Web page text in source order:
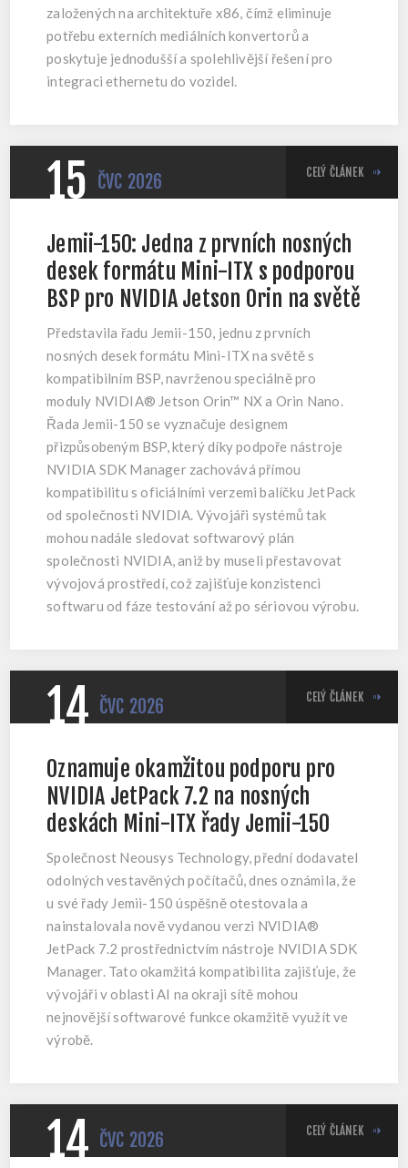
založených na architektuře x86, čímž eliminuje
potřebu externích mediálních konvertorů a
poskytuje jednodušší a spolehlivější řešení pro
integraci ethernetu do vozidel.
15 ČVC 2026 CELÝ ČLÁNEK
Jemii-150: Jedna z prvních nosných
desek formátu Mini-ITX s podporou
BSP pro NVIDIA Jetson Orin na světě
Představila řadu Jemii-150, jednu z prvních
nosných desek formátu Mini-ITX na světě s
kompatibilním BSP, navrženou speciálně pro
moduly NVIDIA® Jetson Orin™ NX a Orin Nano.
Řada Jemii-150 se vyznačuje designem
přizpůsobeným BSP, který díky podpoře nástroje
NVIDIA SDK Manager zachovává přímou
kompatibilitu s oficiálními verzemi balíčku JetPack
od společnosti NVIDIA. Vývojáři systémů tak
mohou nadále sledovat softwarový plán
společnosti NVIDIA, aniž by museli přestavovat
vývojová prostředí, což zajišťuje konzistenci
softwaru od fáze testování až po sériovou výrobu.
14 ČVC 2026 CELÝ ČLÁNEK
Oznamuje okamžitou podporu pro
NVIDIA JetPack 7.2 na nosných
deskách Mini-ITX řady Jemii-150
Společnost Neousys Technology, přední dodavatel
odolných vestavěných počítačů, dnes oznámila, že
u své řady Jemii-150 úspěšně otestovala a
nainstalovala nově vydanou verzi NVIDIA®
JetPack 7.2 prostřednictvím nástroje NVIDIA SDK
Manager. Tato okamžitá kompatibilita zajišťuje, že
vývojáři v oblasti AI na okraji sítě mohou
nejnovější softwarové funkce okamžitě využít ve
výrobě.
14 ČVC 2026 CELÝ ČLÁNEK